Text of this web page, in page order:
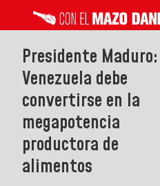
Presidente Maduro:
Venezuela debe
convertirse en la
megapotencia
productora de
alimentos